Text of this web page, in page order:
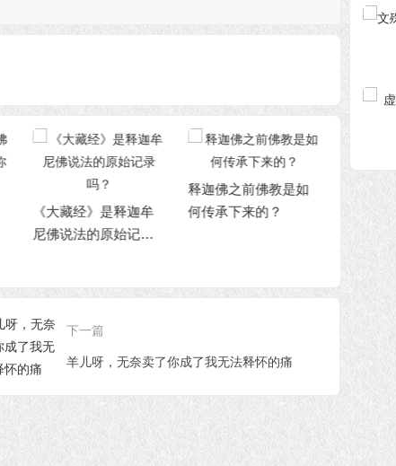
释迦佛之前佛教是如
何传承下来的？
净化—四种对治力 佛陀住
下一篇
羊儿呀，无奈卖了你成了我无法释怀的痛